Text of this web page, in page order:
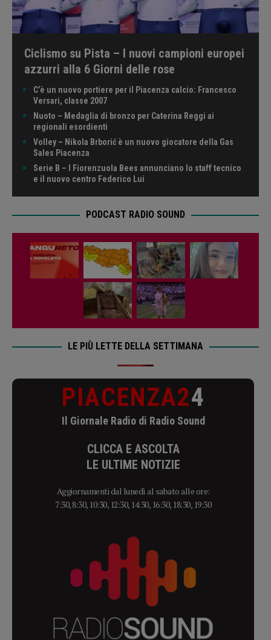
Ciclismo su Pista – I nuovi campioni europei
azzurri alla 6 Giorni delle rose
C’è un nuovo portiere per il Piacenza calcio: Francesco
Versari, classe 2007
Nuoto – Medaglia di bronzo per Caterina Reggi ai
regionali esordienti
Volley – Nikola Brborić è un nuovo giocatore della Gas
Sales Piacenza
Serie B – I Fiorenzuola Bees annunciano lo staff tecnico
e il nuovo centro Federico Lui
PODCAST RADIO SOUND
LE PIÙ LETTE DELLA SETTIMANA
PIACENZA24
Il Giornale Radio di Radio Sound
CLICCA E ASCOLTA
LE ULTIME NOTIZIE
Aggiornamenti dal lunedì al sabato alle ore:
7:30, 8:30, 10:30, 12:30, 14:30, 16:30, 18:30, 19:30